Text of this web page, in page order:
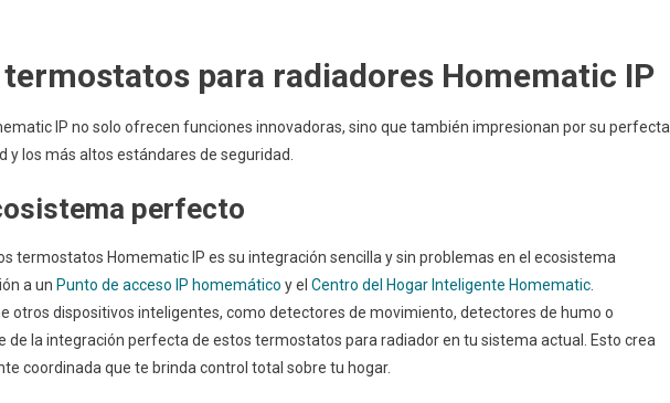
para radiadores Homematic IP
IP no solo ofrecen funciones innovadoras, sino que también impresionan por su perfecta
los más altos estándares de seguridad.
perfecto
termostatos Homematic IP es su integración sencilla y sin problemas en el ecosistema
a un Punto de acceso IP homemático y el Centro del Hogar Inteligente Homematic
otros dispositivos inteligentes, como detectores de movimiento, detectores de humo o
de la integración perfecta de estos termostatos para radiador en tu sistema actual. Esto crea
coordinada que te brinda control total sobre tu hogar.